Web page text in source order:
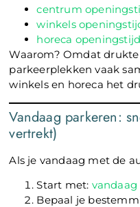
centrum
winkels
horeca
Waarom? Omdat
parkeerplekken vaak
winkels en horeca het
Vandaag parkeren:
vertrekt)
Als je vandaag met de
Start met:
Bepaal je